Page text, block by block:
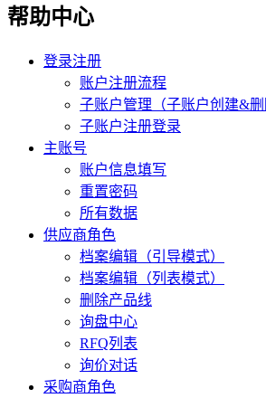
帮助中心
登录注册
账户注册流程
子账户管理（子账户创建&删
子账户注册登录
主账号
账户信息填写
重置密码
所有数据
供应商角色
档案编辑（引导模式）
档案编辑（列表模式）
删除产品线
询盘中心
RFQ列表
询价对话
采购商角色